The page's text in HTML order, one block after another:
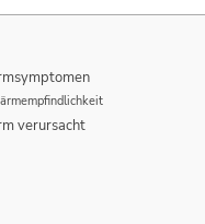
verursacht